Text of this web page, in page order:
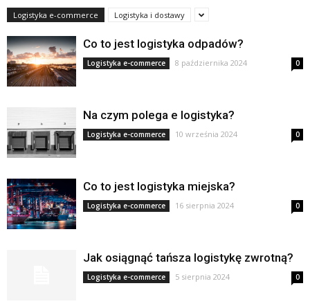
Logistyka e-commerce Logistyka i dostawy
Co to jest logistyka odpadów?
Logistyka e-commerce 8 października 2024 0
Na czym polega e logistyka?
Logistyka e-commerce 10 września 2024 0
Co to jest logistyka miejska?
Logistyka e-commerce 16 sierpnia 2024 0
Jak osiągnąć tańsza logistykę zwrotną?
Logistyka e-commerce 5 sierpnia 2024 0